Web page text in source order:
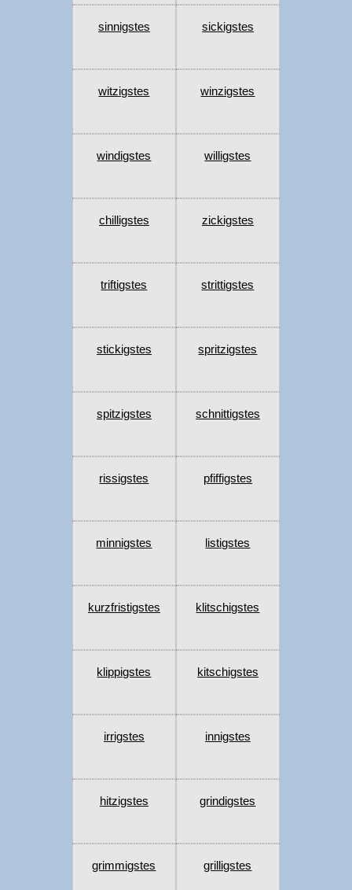
sinnigstes sickigstes
witzigstes winzigstes
windigstes willigstes
chilligstes zickigstes
triftigstes strittigstes
stickigstes spritzigstes
spitzigstes schnittigstes
rissigstes pfiffigstes
minnigstes listigstes
kurzfristigstes klitschigstes
klippigstes kitschigstes
irrigstes innigstes
hitzigstes grindigstes
grimmigstes grilligstes